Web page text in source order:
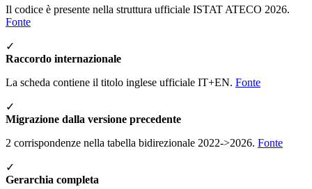
Il codice è presente nella struttura ufficiale ISTAT ATECO 2026.
Fonte
✓
Raccordo internazionale
La scheda contiene il titolo inglese ufficiale IT+EN. Fonte
✓
Migrazione dalla versione precedente
2 corrispondenze nella tabella bidirezionale 2022->2026. Fonte
✓
Gerarchia completa